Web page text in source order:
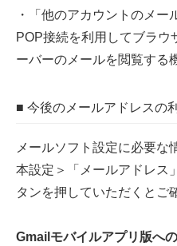
・「他のアカウントのメー
POP接続を利用してブラウ
ーバーのメールを閲覧する
■ 今後のメールアドレスの
メールソフト設定に必要な
本設定＞「メールアドレス
タンを押していただくとご
Gmailモバイルアプリ版へ